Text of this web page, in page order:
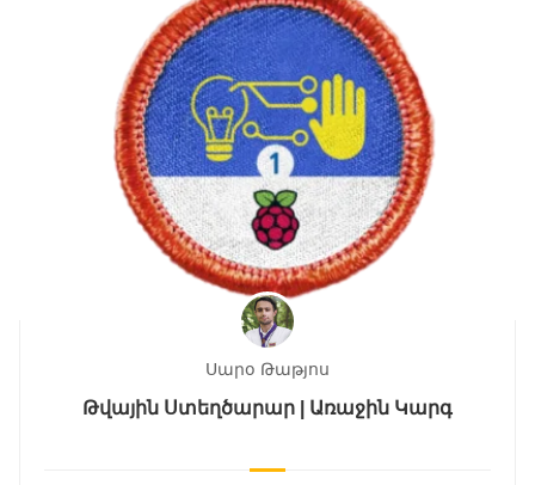
Սարօ Թաթյոս
Թվային Ստեղծարար | Առաջին Կարգ